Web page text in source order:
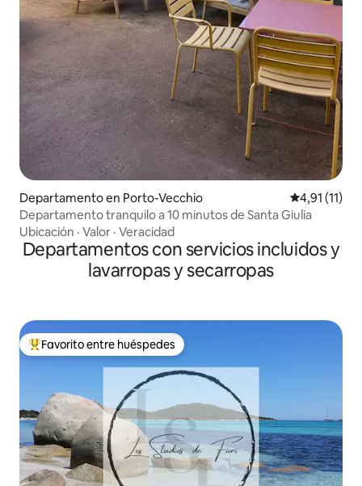
Departamento en Porto-Vecchio Calificación
4,91 (11)
Departamento tranquilo a 10 minutos de Santa Giulia
Ubicación · Valor · Veracidad
Departamentos con servicios incluidos y
lavarropas y secarropas
Favorito entre los huéspedes más destacados
Favorito entre huéspedes